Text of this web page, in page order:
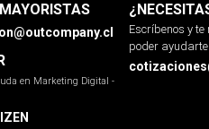
en Marketing Digital -
Escríbenos y
poder ayudarte